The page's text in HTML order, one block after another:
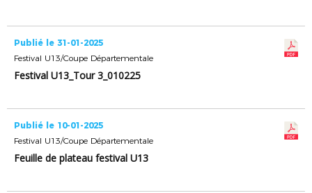
Publié le 31-01-2025
Festival U13/Coupe Départementale
Festival U13_Tour 3_010225
Publié le 10-01-2025
Festival U13/Coupe Départementale
Feuille de plateau festival U13